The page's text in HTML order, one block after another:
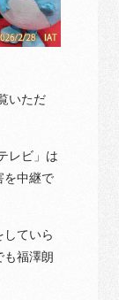
いただ
レビ」は
を中継で
ていら
も福澤朗